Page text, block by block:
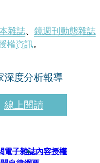
雜誌、 鏡週刊動態雜誌
權資訊。
深度分析報導
線上閱讀
電子雜誌內容授權